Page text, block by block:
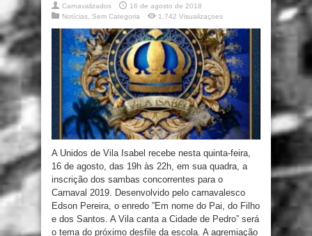
Carnavalizados
16 de agosto de 2018
Notícias Sem Categoria 1,742 Visualizaçoes
A Unidos de Vila Isabel recebe nesta quinta-feira,
16 de agosto, das 19h às 22h, em sua quadra, a
inscrição dos sambas concorrentes para o
Carnaval 2019. Desenvolvido pelo carnavalesco
Edson Pereira, o enredo ”Em nome do Pai, do Filho
e dos Santos. A Vila canta a Cidade de Pedro” será
o tema do próximo desfile da escola. A agremiação